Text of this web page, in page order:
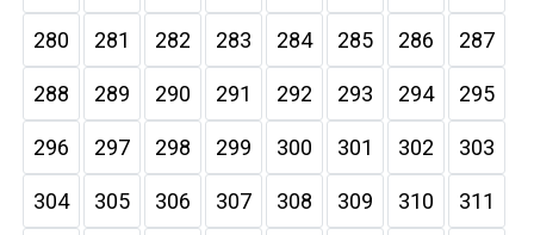
280 281 282 283 284 285 286 287
288 289 290 291 292 293 294 295
296 297 298 299 300 301 302 303
304 305 306 307 308 309 310 311